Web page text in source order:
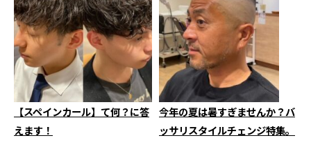
【スペインカール】て何？に答
えます！
今年の夏は暑すぎませんか？バ
ッサリスタイルチェンジ特集。